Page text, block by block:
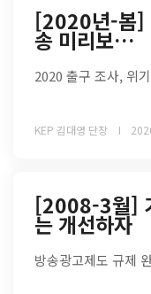
[2020년-봄]
송 미리보…
2020 출구 조사, 위
KEP 김대영 단장
[2008-3월]
는 개선하자
방송광고제도 규제